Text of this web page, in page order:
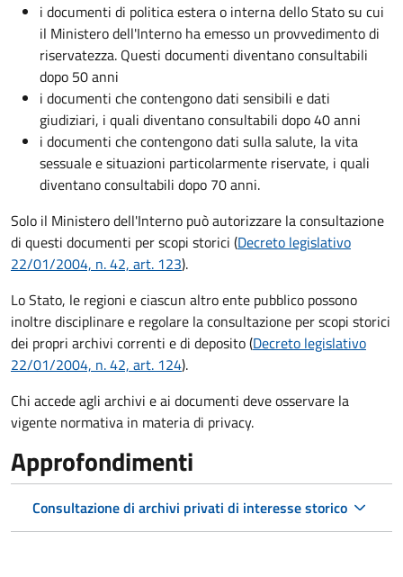
i documenti di politica estera o interna dello Stato su cui
il Ministero dell'Interno ha emesso un provvedimento di
riservatezza. Questi documenti diventano consultabili
dopo 50 anni
i documenti che contengono dati sensibili e dati
giudiziari, i quali diventano consultabili dopo 40 anni
i documenti che contengono dati sulla salute, la vita
sessuale e situazioni particolarmente riservate, i quali
diventano consultabili dopo 70 anni.
Solo il Ministero dell'Interno può autorizzare la consultazione
di questi documenti per scopi storici (Decreto legislativo
22/01/2004, n. 42, art. 123).
Lo Stato, le regioni e ciascun altro ente pubblico possono
inoltre disciplinare e regolare la consultazione per scopi storici
dei propri archivi correnti e di deposito (Decreto legislativo
22/01/2004, n. 42, art. 124).
Chi accede agli archivi e ai documenti deve osservare la
vigente normativa in materia di privacy.
Approfondimenti
Consultazione di archivi privati di interesse storico